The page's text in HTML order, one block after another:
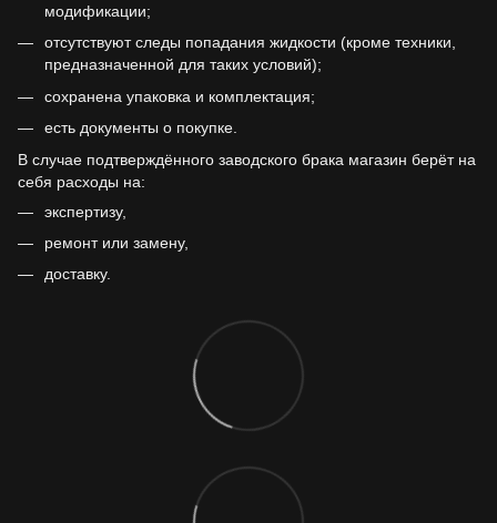
модификации;
отсутствуют следы попадания жидкости (кроме техники,
предназначенной для таких условий);
сохранена упаковка и комплектация;
есть документы о покупке.
В случае подтверждённого заводского брака магазин берёт на
себя расходы на:
экспертизу,
ремонт или замену,
доставку.